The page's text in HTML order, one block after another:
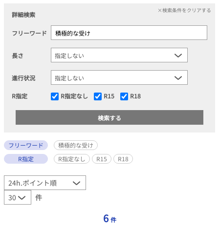
詳細検索
×検索条件をクリアする
フリーワード
長さ
進行状況
R指定 R指定なし R15 R18
フリーワード
積極的な受け
R指定
R指定なし R15 R18
件
6 件